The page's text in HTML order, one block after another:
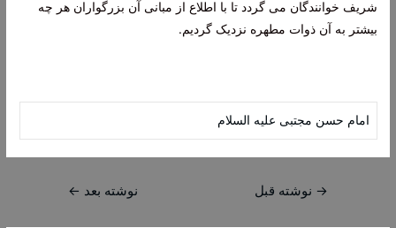
شریف خوانندگان می گردد تا با اطلاع از مبانی آن بزرگواران هر چه
بیشتر به آن ذوات مطهره نزدیک گردیم.
امام حسن مجتبی علیه السلام
راهبری
→ نوشته قبل نوشته بعد ←